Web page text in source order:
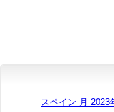
スペイン 月 2023